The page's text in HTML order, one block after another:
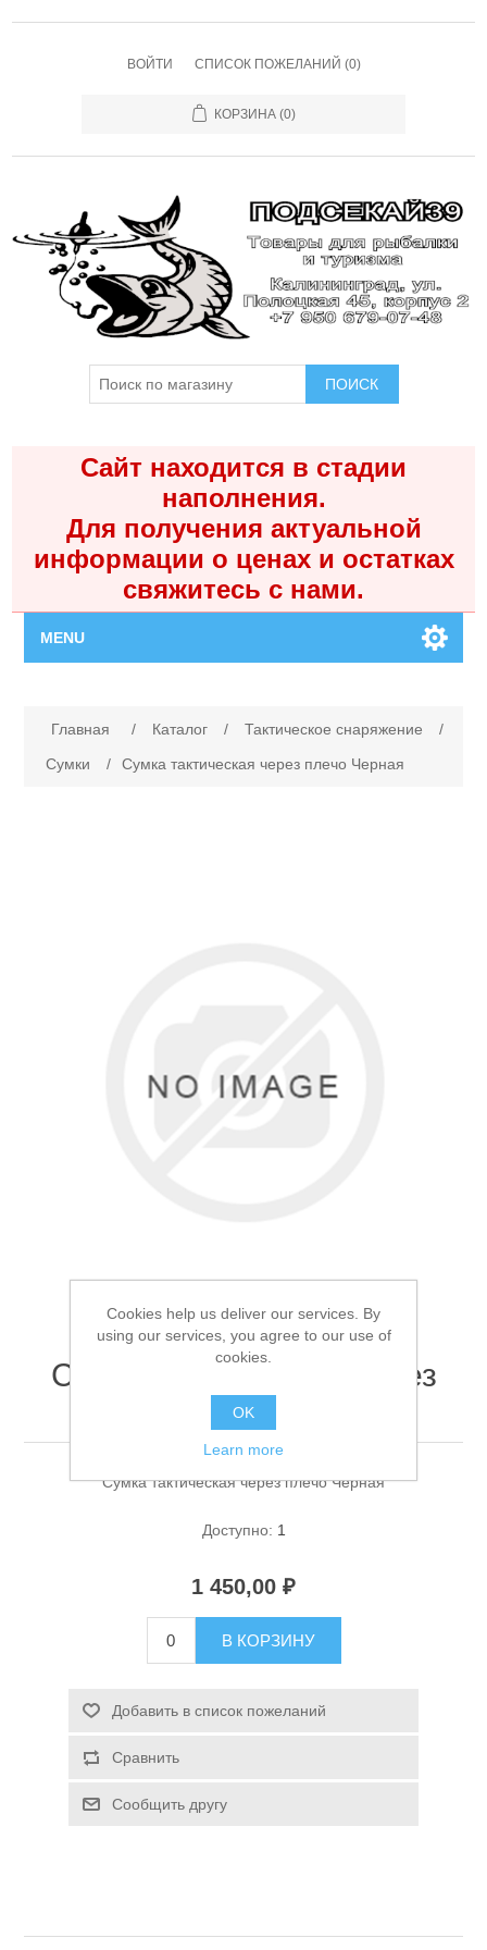
ВОЙТИ СПИСОК ПОЖЕЛАНИЙ (0)
КОРЗИНА (0)
ПОИСК
Сайт находится в стадии
наполнения.
Для получения актуальной
информации о ценах и остатках
свяжитесь с нами.
MENU
Каталог
Спасательные средства
Главная / Каталог / Тактическое снаряжение
/
Сумки
/ Сумка тактическая через плечо Черная
Сумка тактическая через
плечо Черная
Сумка тактическая через плечо Черная
Доступно: 1
1 450,00 ₽
В КОРЗИНУ
Добавить в список пожеланий
Сравнить
Сообщить другу
Cookies help us deliver our services. By
using our services, you agree to our use of
cookies.
OK
Learn more